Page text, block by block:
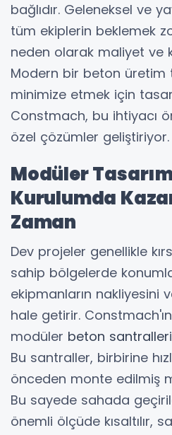
bağlıdır. Geleneksel ve
tüm ekiplerin beklemek
neden olarak maliyet ve
Modern bir beton üretim
minimize etmek için
Constmach, bu ihtiyacı
özel çözümler geliştiriyor.
Modüler
Kurulumda
Zaman
Dev projeler genellikle
sahip bölgelerde
ekipmanların nakliyesini
hale getirir.
modüler beton santraller
Bu santraller, birbirine
önceden monte edilmiş
Bu sayede sahada
önemli ölçüde kısaltılır,